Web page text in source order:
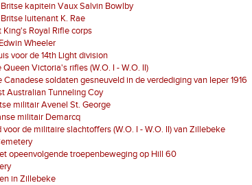
kapitein Vaux Salvin Bowlby
luitenant K. Rae
Royal Rifle corps
Wheeler
voor de 14th Light division
Victoria's rifles (W.O. I - W.O. II)
soldaten gesneuveld in de verdediging van Ieper 1916
Australian Tunneling Coy
militair Avenel St. George
militair Demarcq
de militaire slachtoffers (W.O. I - W.O. II) van Zillebeke
opeenvolgende troepenbeweging op Hill 60
in Zillebeke